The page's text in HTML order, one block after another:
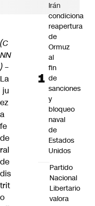
(C
NN
) –
La
ju
ez
a
fe
de
ral
de
dis
trit
o
Irán
condiciona
reapertura
de
Ormuz
al
fin
de
sanciones
y
bloqueo
naval
de
Estados
Unidos
Partido
Nacional
Libertario
valora